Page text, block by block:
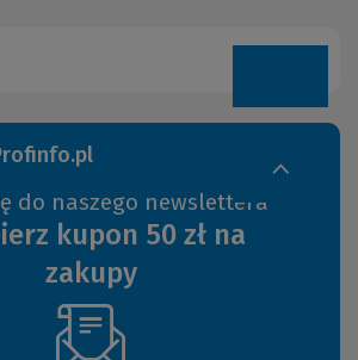
do naszego newslettera
kupon 50 zł na
zakupy
(Nowe